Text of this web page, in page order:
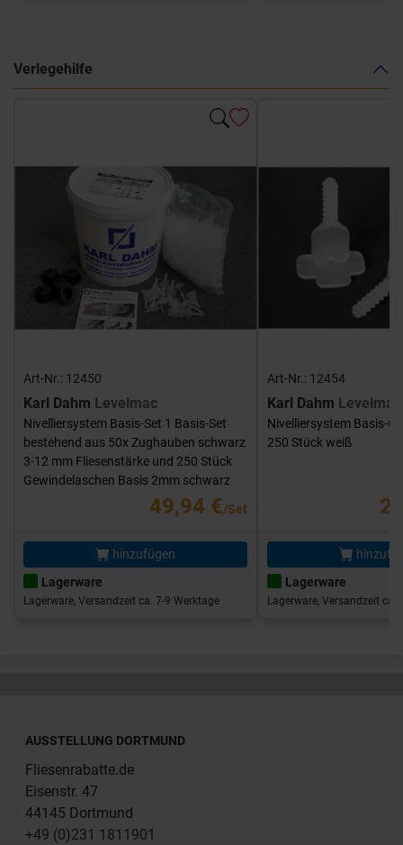
Verlegehilfe
Art-Nr.: 12450
Karl Dahm Levelmac
Nivelliersystem Basis-Set 1 Basis-Set
bestehend aus 50x Zughauben schwarz
3-12 mm Fliesenstärke und 250 Stück
Gewindelaschen Basis 2mm schwarz
49,94 €/Set
hinzufügen
Lagerware
Lagerware, Versandzeit ca. 7-9 Werktage
Art-Nr.: 12454
Karl Dahm Levelmac
Nivelliersystem Basis-
250 Stück weiß
Lagerware
Lagerware, Versandzeit ca.
AUSSTELLUNG DORTMUND
Fliesenrabatte.de
Eisenstr. 47
44145 Dortmund
+49 (0)231 1811901